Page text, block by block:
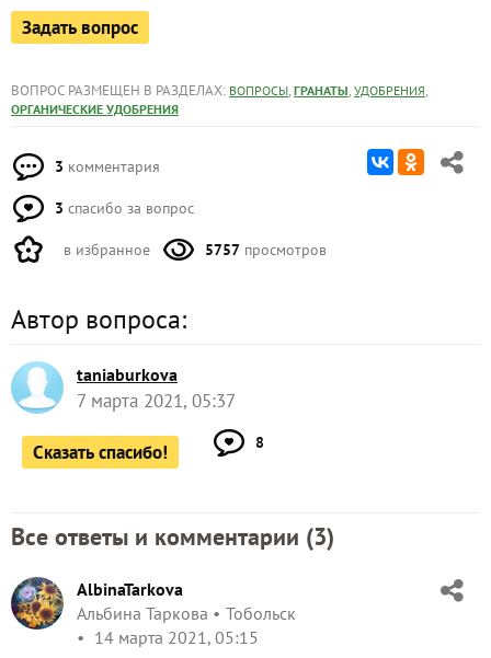
Задать вопрос
ВОПРОС РАЗМЕЩЕН В РАЗДЕЛАХ: ВОПРОСЫ, ГРАНАТЫ, УДОБРЕНИЯ,
ОРГАНИЧЕСКИЕ УДОБРЕНИЯ
3 комментария
3 спасибо за вопрос
в избранное 5757 просмотров
Автор вопроса:
taniaburkova
7 марта 2021, 05:37
Сказать спасибо! 8
Все ответы и комментарии (3)
AlbinaTarkova
Альбина Таркова
Тобольск
14 марта 2021, 05:15